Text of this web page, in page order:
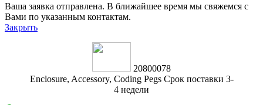
Ваша заявка отправлена. В ближайшее время мы свяжемся с
Вами по указанным контактам.
Закрыть
20800078
Enclosure, Accessory, Coding Pegs Срок поставки 3-
4 недели